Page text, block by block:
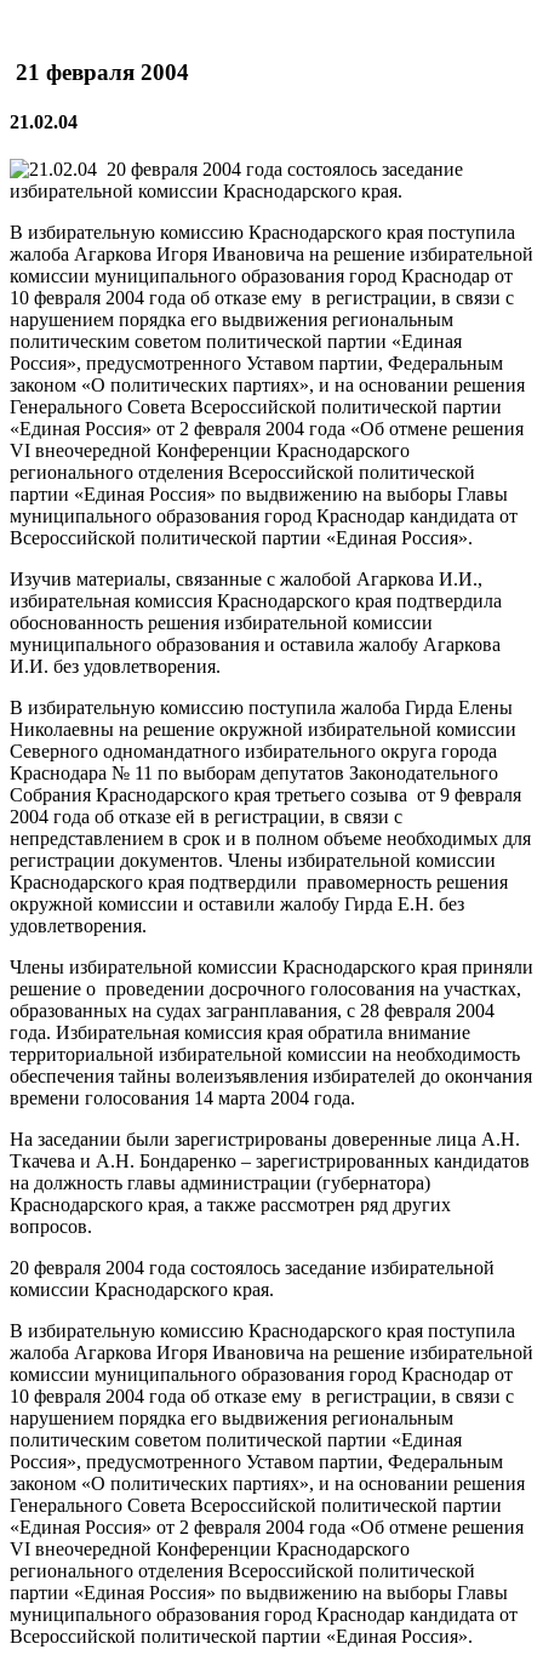
21 февраля 2004
21.02.04
20 февраля 2004 года состоялось заседание
избирательной комиссии Краснодарского края.
В избирательную комиссию Краснодарского края поступила
жалоба Агаркова Игоря Ивановича на решение избирательной
комиссии муниципального образования город Краснодар от
10 февраля 2004 года об отказе ему в регистрации, в связи с
нарушением порядка его выдвижения региональным
политическим советом политической партии «Единая
Россия», предусмотренного Уставом партии, Федеральным
законом «О политических партиях», и на основании решения
Генерального Совета Всероссийской политической партии
«Единая Россия» от 2 февраля 2004 года «Об отмене решения
VI внеочередной Конференции Краснодарского
регионального отделения Всероссийской политической
партии «Единая Россия» по выдвижению на выборы Главы
муниципального образования город Краснодар кандидата от
Всероссийской политической партии «Единая Россия».
Изучив материалы, связанные с жалобой Агаркова И.И.,
избирательная комиссия Краснодарского края подтвердила
обоснованность решения избирательной комиссии
муниципального образования и оставила жалобу Агаркова
И.И. без удовлетворения.
В избирательную комиссию поступила жалоба Гирда Елены
Николаевны на решение окружной избирательной комиссии
Северного одномандатного избирательного округа города
Краснодара № 11 по выборам депутатов Законодательного
Собрания Краснодарского края третьего созыва от 9 февраля
2004 года об отказе ей в регистрации, в связи с
непредставлением в срок и в полном объеме необходимых для
регистрации документов. Члены избирательной комиссии
Краснодарского края подтвердили правомерность решения
окружной комиссии и оставили жалобу Гирда Е.Н. без
удовлетворения.
Члены избирательной комиссии Краснодарского края приняли
решение о проведении досрочного голосования на участках,
образованных на судах загранплавания, с 28 февраля 2004
года. Избирательная комиссия края обратила внимание
территориальной избирательной комиссии на необходимость
обеспечения тайны волеизъявления избирателей до окончания
времени голосования 14 марта 2004 года.
На заседании были зарегистрированы доверенные лица А.Н.
Ткачева и А.Н. Бондаренко – зарегистрированных кандидатов
на должность главы администрации (губернатора)
Краснодарского края, а также рассмотрен ряд других
вопросов.
20 февраля 2004 года состоялось заседание избирательной
комиссии Краснодарского края.
В избирательную комиссию Краснодарского края поступила
жалоба Агаркова Игоря Ивановича на решение избирательной
комиссии муниципального образования город Краснодар от
10 февраля 2004 года об отказе ему в регистрации, в связи с
нарушением порядка его выдвижения региональным
политическим советом политической партии «Единая
Россия», предусмотренного Уставом партии, Федеральным
законом «О политических партиях», и на основании решения
Генерального Совета Всероссийской политической партии
«Единая Россия» от 2 февраля 2004 года «Об отмене решения
VI внеочередной Конференции Краснодарского
регионального отделения Всероссийской политической
партии «Единая Россия» по выдвижению на выборы Главы
муниципального образования город Краснодар кандидата от
Всероссийской политической партии «Единая Россия».